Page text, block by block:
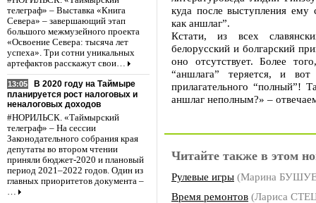
телеграф» – Выставка «Книга
Севера» – завершающий этап
большого межмузейного проекта
«Освоение Севера: тысяча лет
успеха». Три сотни уникальных
артефактов расскажут свои…
13:05
В 2020 году на Таймыре
планируется рост налоговых и
неналоговых доходов
#НОРИЛЬСК. «Таймырский
телеграф» – На сессии
Законодательного собрания края
депутаты во втором чтении
приняли бюджет-2020 и плановый
период 2021–2022 годов. Один из
главных приоритетов документа –
…
куда после выступления ему
как аншлаг”.
Кстати, из всех
белорусский и болгарский
оно отсутствует. Более
“аншлага” теряется, и
прилагательного “полный”!
аншлаг неполным?» –
Читайте также в этом
Рулевые игры (Марина
Время ремонтов (Лариса